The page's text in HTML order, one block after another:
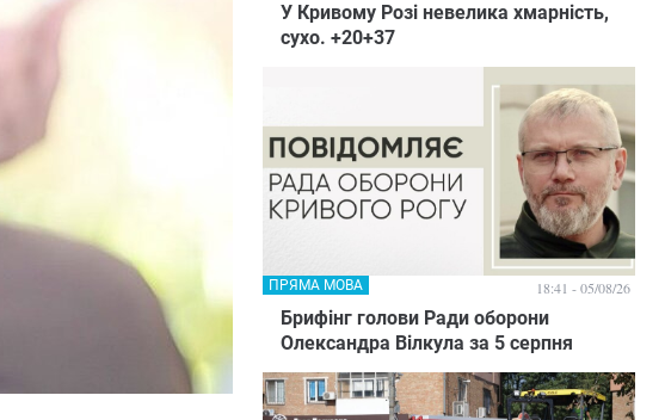
У Кривому Розі невелика хмарність,
сухо. +20+37
Брифінг голови Ради оборони
Олександра Вілкула за 5 серпня
ПРЯМА МОВА 18:41 - 05/08/26